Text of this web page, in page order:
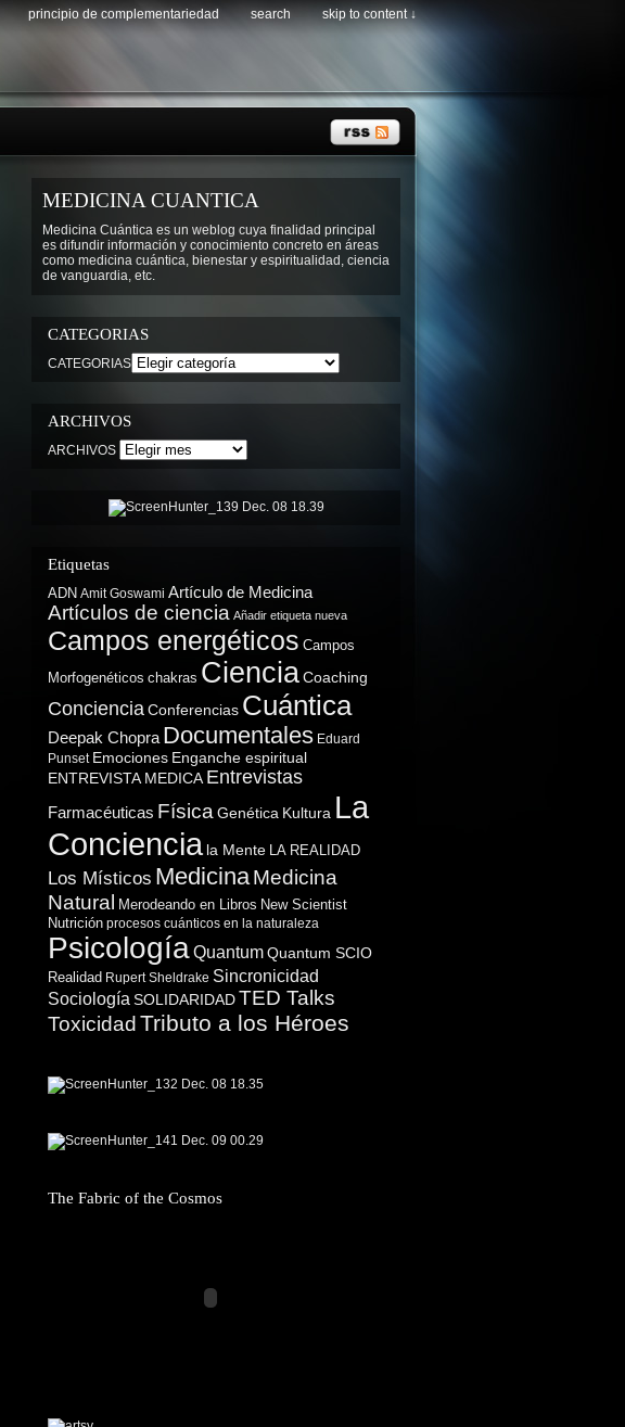
principio de complementariedad search skip to content ↓
MEDICINA CUANTICA
Medicina Cuántica es un weblog cuya finalidad principal
es difundir información y conocimiento concreto en áreas
como medicina cuántica, bienestar y espiritualidad, ciencia
de vanguardia, etc.
CATEGORIAS
CATEGORIAS
ARCHIVOS
ARCHIVOS
Etiquetas
ADN Amit Goswami Artículo de Medicina
Artículos de ciencia Añadir etiqueta nueva
Campos energéticos Campos
Morfogenéticos chakras CienciaCoaching
ConcienciaConferencias Cuántica
Deepak Chopra Documentales Eduard
Punset Emociones Enganche espiritual
ENTREVISTA MEDICA Entrevistas
Farmacéuticas Física Genética Kultura La
Conciencia la Mente LA REALIDAD
Los Místicos MedicinaMedicina
Natural
Merodeando en Libros New Scientist
Nutrición procesos cuánticos en la naturaleza
PsicologíaQuantumQuantum SCIO
Realidad Rupert Sheldrake Sincronicidad
Sociología SOLIDARIDADTED Talks
ToxicidadTributo a los Héroes
The Fabric of the Cosmos